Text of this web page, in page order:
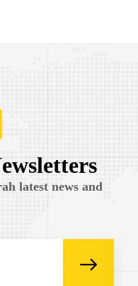
latest news and